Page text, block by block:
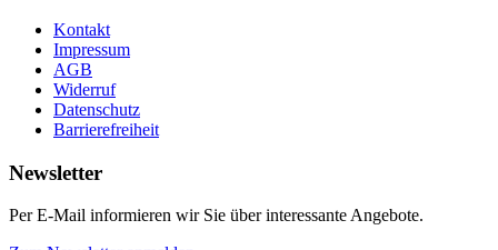
Kontakt
Impressum
AGB
Widerruf
Datenschutz
Barrierefreiheit
Newsletter
Per E-Mail informieren wir Sie über interessante Angebote.